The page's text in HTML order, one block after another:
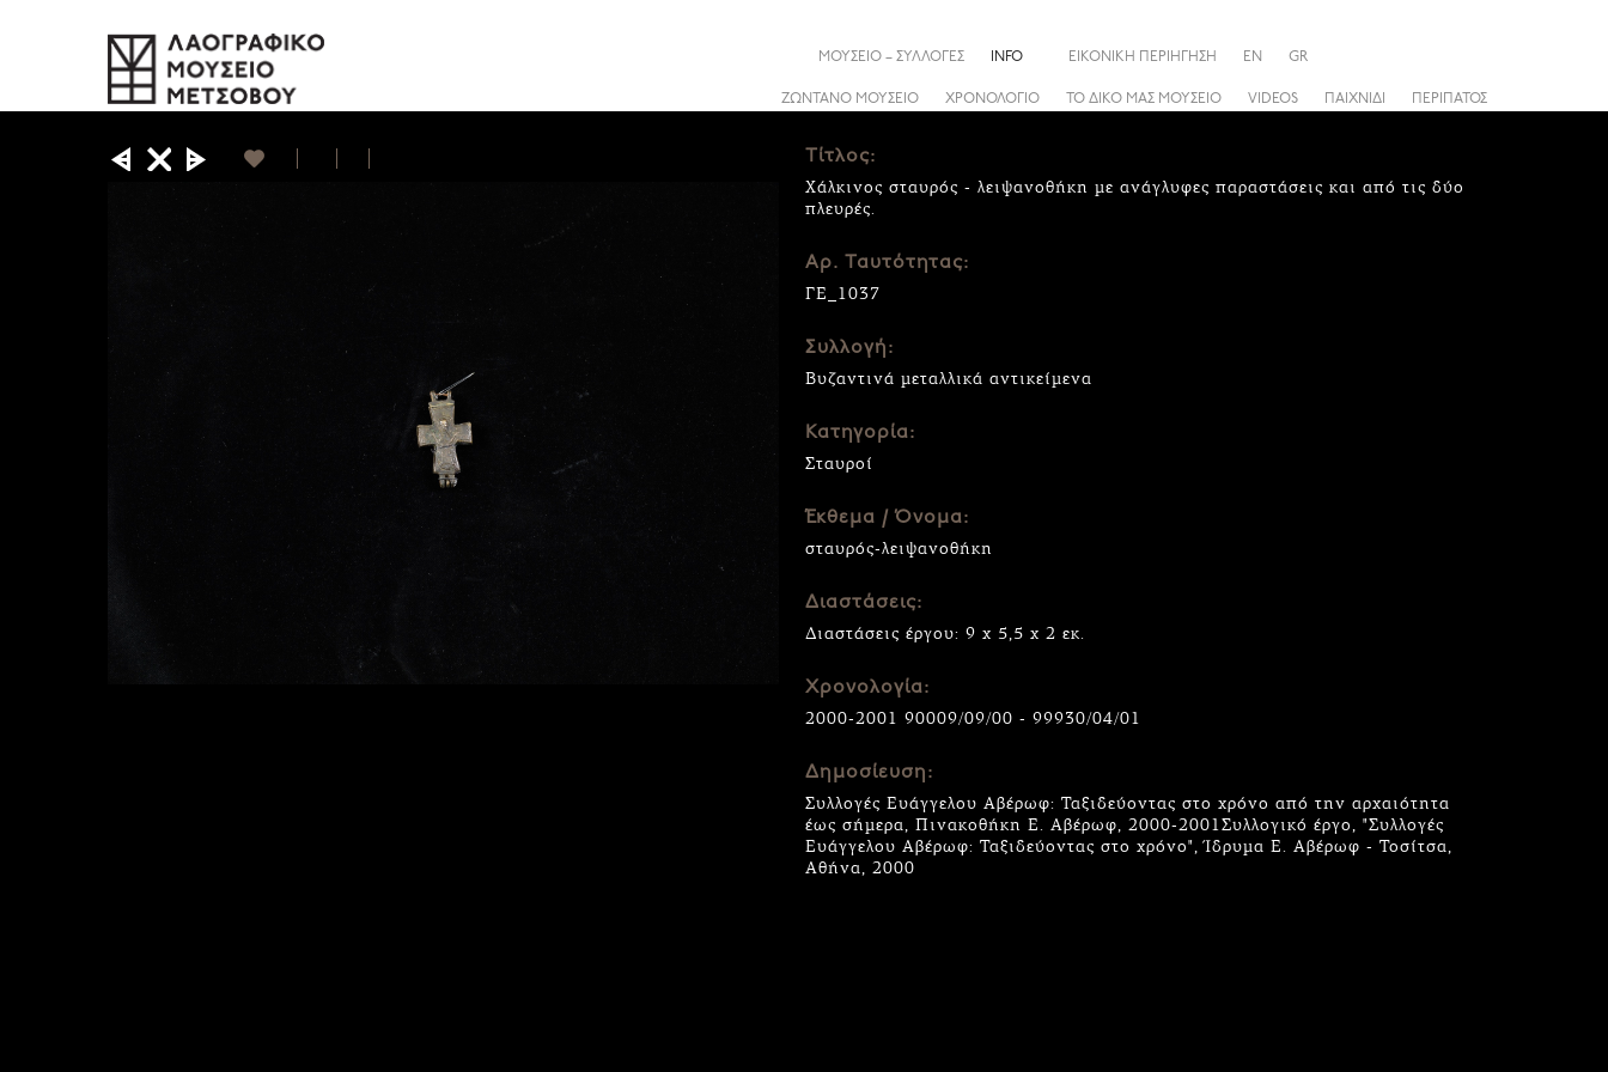
ΖΩΝΤΑΝΟ ΜΟΥΣΕΙΟ ΧΡΟΝΟΛΟΓΙΟ ΤΟ ΔΙΚΟ ΜΑΣ ΜΟΥΣΕΙΟ VIDEOS ΠΑΙΧΝΙΔΙ ΠΕΡΙΠΑΤΟΣ
ΜΟΥΣΕΙΟ – ΣΥΛΛΟΓΕΣ INFO ΕΙΚΟΝΙΚΗ ΠΕΡΙΗΓΗΣΗ EN GR
Τίτλος:
Χάλκινος σταυρός - λειψανοθήκη με ανάγλυφες παραστάσεις και από τις δύο
πλευρές.
Αρ. Ταυτότητας:
ΓΕ_1037
Συλλογή:
Βυζαντινά μεταλλικά αντικείμενα
Κατηγορία:
Σταυροί
Έκθεμα / Όνομα:
σταυρός-λειψανοθήκη
Διαστάσεις:
Διαστάσεις έργου: 9 x 5,5 x 2 εκ.
Χρονολογία:
2000-2001 90009/09/00 - 99930/04/01
Δημοσίευση:
Συλλογές Ευάγγελου Αβέρωφ: Ταξιδεύοντας στο χρόνο από την αρχαιότητα
έως σήμερα, Πινακοθήκη Ε. Αβέρωφ, 2000-2001Συλλογικό έργο, "Συλλογές
Ευάγγελου Αβέρωφ: Ταξιδεύοντας στο χρόνο", Ίδρυμα Ε. Αβέρωφ - Τοσίτσα,
Αθήνα, 2000